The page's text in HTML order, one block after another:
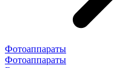
Фотоаппараты
Фотоаппараты